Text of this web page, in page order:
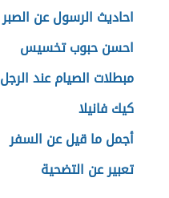
احاديث الرسول عن الصبر
احسن حبوب تخسيس
مبطلات الصيام عند الرجل
كيك فانيلا
أجمل ما قيل عن السفر
تعبير عن التضحية